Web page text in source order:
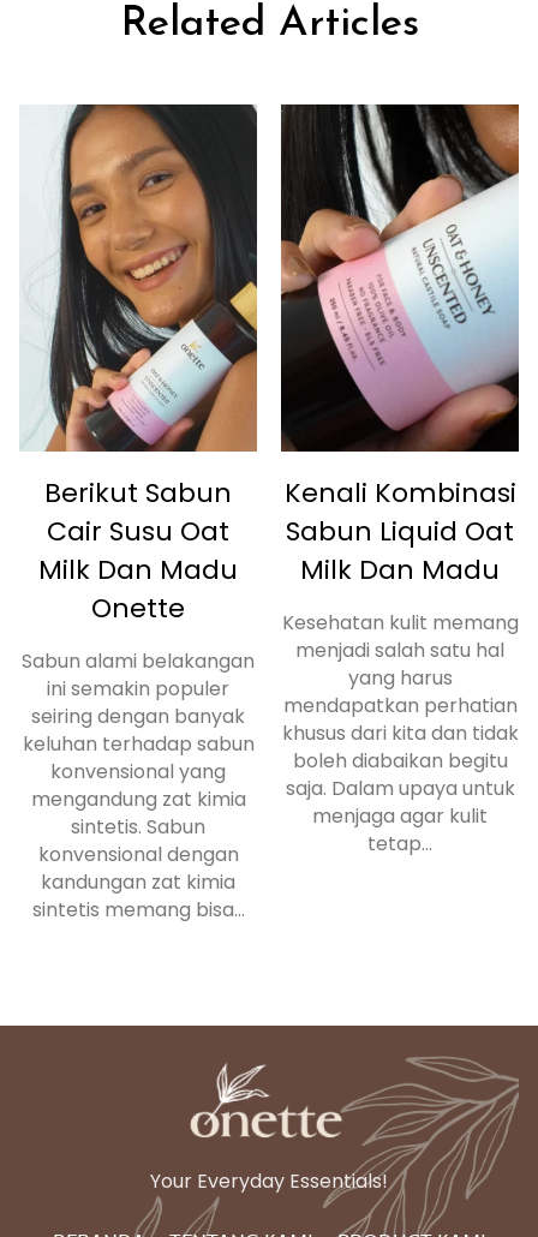
Related Articles
Berikut Sabun
Cair Susu Oat
Milk Dan Madu
Onette
Sabun alami belakangan
ini semakin populer
seiring dengan banyak
keluhan terhadap sabun
konvensional yang
mengandung zat kimia
sintetis. Sabun
konvensional dengan
kandungan zat kimia
sintetis memang bisa...
Kenali Kombinasi
Sabun Liquid Oat
Milk Dan Madu
Kesehatan kulit memang
menjadi salah satu hal
yang harus
mendapatkan perhatian
khusus dari kita dan tidak
boleh diabaikan begitu
saja. Dalam upaya untuk
menjaga agar kulit
tetap...
Your Everyday Essentials!